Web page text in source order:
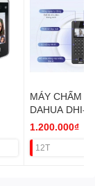
MÁY CHẤM
DAHUA DHI-
ASI3204E-W
1.200.000₫
12T